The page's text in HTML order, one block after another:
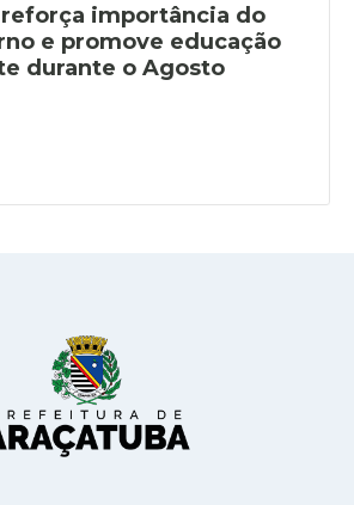
importância do
e promove educação
durante o Agosto